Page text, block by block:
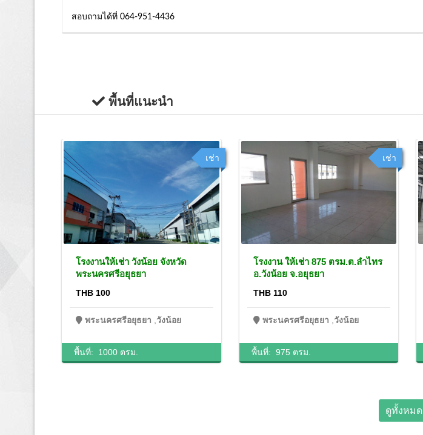
สอบถามได้ที่ 064-951-4436
พื้นที่แนะนำ
เช่า
โรงงานให้เช่า วังน้อย จังหวัด
พระนครศรีอยุธยา
THB 100
พระนครศรีอยุธยา วังน้อย
พื้นที่: 1000 ตรม.
เช่า
โรงงาน ให้เช่า 875 ตรม.ต.ลำไทร
อ.วังน้อย จ.อยุธยา
THB 110
พระนครศรีอยุธยา วังน้อย
พื้นที่: 975 ตรม.
ดูทั้งหมด